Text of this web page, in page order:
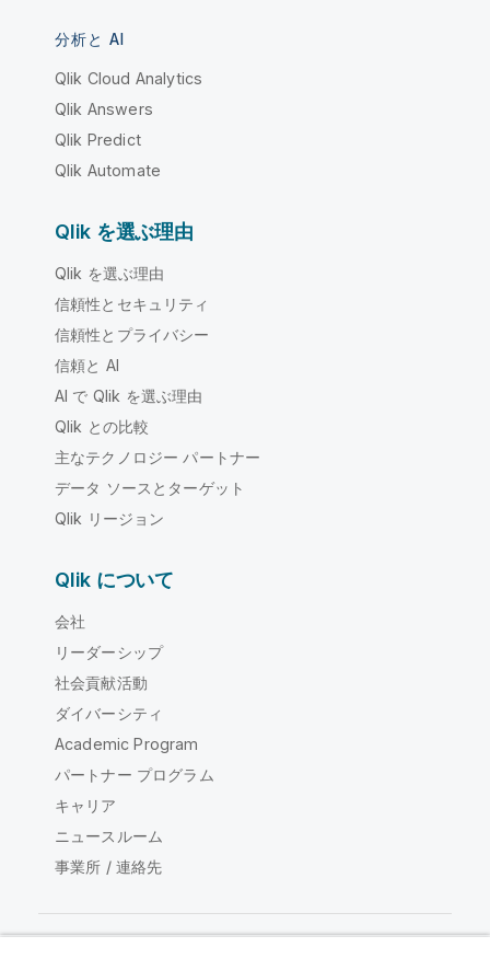
分析と AI
Qlik Cloud Analytics
Qlik Answers
Qlik Predict
Qlik Automate
Qlik を選ぶ理由
Qlik を選ぶ理由
信頼性とセキュリティ
信頼性とプライバシー
信頼と AI
AI で Qlik を選ぶ理由
Qlik との比較
主なテクノロジー パートナー
データ ソースとターゲット
Qlik リージョン
Qlik について
会社
リーダーシップ
社会貢献活動
ダイバーシティ
Academic Program
パートナー プログラム
キャリア
ニュースルーム
事業所 / 連絡先